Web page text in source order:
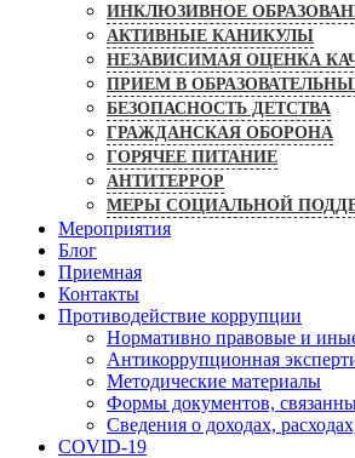
ИНКЛЮЗИВНОЕ
АКТИВНЫЕ КАНИКУЛЫ
НЕЗАВИСИМАЯ ОЦЕНКА
ПРИЕМ В
БЕЗОПАСНОСТЬ ДЕТСТВА
ГРАЖДАНСКАЯ ОБОРОНА
ГОРЯЧЕЕ ПИТАНИЕ
АНТИТЕРРОР
МЕРЫ СОЦИАЛЬНОЙ
Мероприятия
Блог
Приемная
Контакты
Противодействие коррупции
Нормативно правовые и
Антикоррупционная
Методические материалы
Формы документов,
Сведения о доходах,
COVID-19